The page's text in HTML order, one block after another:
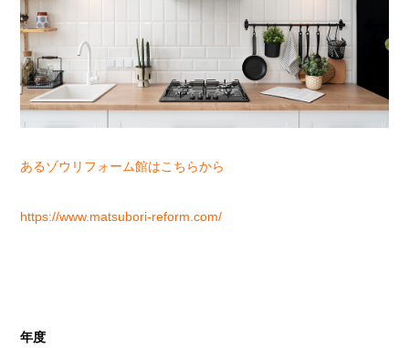
あるゾウリフォーム館はこちらから
https://www.matsubori-reform.com/
年度